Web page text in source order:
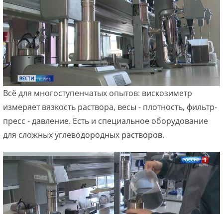
Всё для многоступенчатых опытов: вискозиметр
измеряет вязкость раствора, весы - плотность, фильтр-
пресс - давление. Есть и специальное оборудование
для сложных углеводородных растворов.